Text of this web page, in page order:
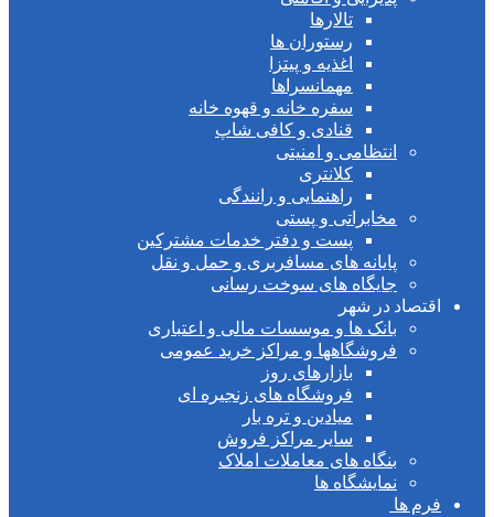
تالارها
رستوران ها
اغذیه و پیتزا
مهمانسراها
سفره خانه و قهوه خانه
قنادی و کافی شاپ
انتظامی و امنیتی
کلانتری
راهنمایی و رانندگی
مخابراتی و پستی
پست و دفتر خدمات مشترکین
پایانه های مسافربری و حمل و نقل
جایگاه های سوخت رسانی
در شهر
بانک ها و موسسات مالی و اعتباری
فروشگاهها و مراکز خرید عمومی
بازارهای روز
فروشگاه های زنجیره ای
میادین و تره بار
سایر مراکز فروش
بنگاه های معاملات املاک
نمایشگاه ها
ها